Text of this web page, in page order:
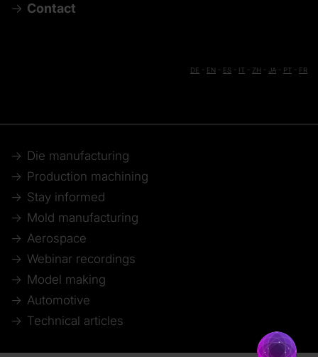
Contact
DE EN ES IT ZH JA PT FR
Die manufacturing
Production machining
Stay informed
Mold manufacturing
Aerospace
Webinar recordings
Model making
Automotive
Technical articles